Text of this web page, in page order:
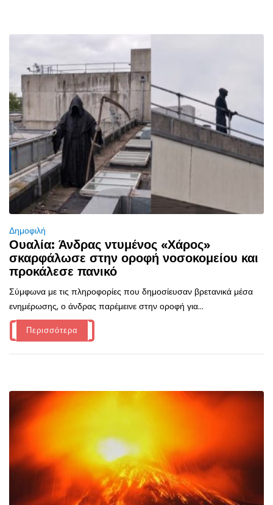
Δημοφιλή
Ουαλία: Άνδρας ντυμένος «Χάρος»
σκαρφάλωσε στην οροφή νοσοκομείου και
προκάλεσε πανικό
Σύμφωνα με τις πληροφορίες που δημοσίευσαν βρετανικά μέσα
ενημέρωσης, ο άνδρας παρέμεινε στην οροφή για...
Περισσότερα